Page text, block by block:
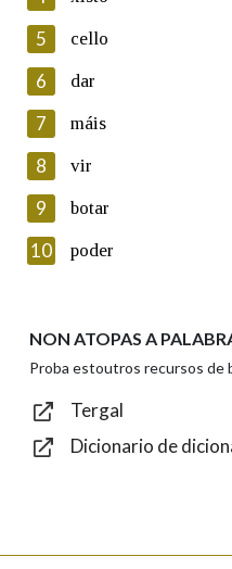
Lin e acepto as
Introduce o código que
Texto de verificación
Enviar
5 cello
6 dar
7 máis
8 vir
9 botar
10 poder
NON ATOPAS A
Proba estoutros recursos de
Tergal
Dicionario de